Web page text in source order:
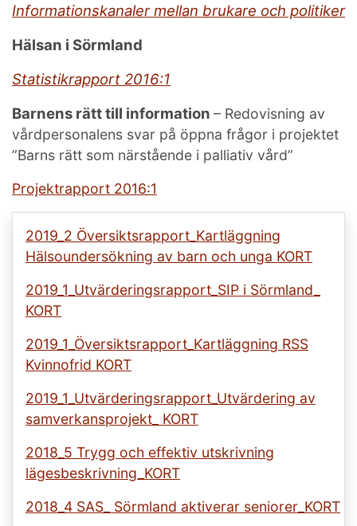
Informationskanaler mellan brukare och politiker
Hälsan i Sörmland
Statistikrapport 2016:1
Barnens rätt till information – Redovisning av
vårdpersonalens svar på öppna frågor i projektet
”Barns rätt som närstående i palliativ vård”
Projektrapport 2016:1
2019_2 Översiktsrapport_Kartläggning
Hälsoundersökning av barn och unga KORT
2019_1_Utvärderingsrapport_SIP i Sörmland_
KORT
2019_1_Översiktsrapport_Kartläggning RSS
Kvinnofrid KORT
2019_1_Utvärderingsrapport_Utvärdering av
samverkansprojekt_ KORT
2018_5 Trygg och effektiv utskrivning
lägesbeskrivning_KORT
2018_4 SAS_ Sörmland aktiverar seniorer_KORT